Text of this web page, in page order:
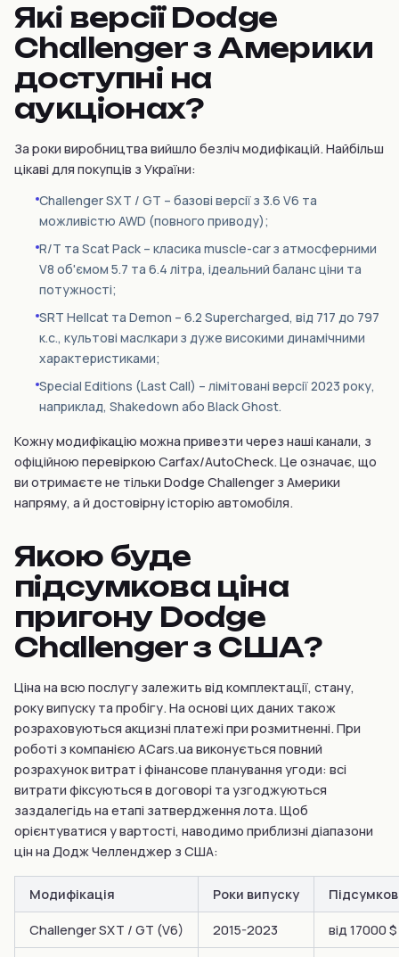
Які версії Dodge
Challenger з Америки
доступні на
аукціонах?
За роки виробництва вийшло безліч модифікацій. Найбільш
цікаві для покупців з України:
Challenger SXT / GT – базові версії з 3.6 V6 та
можливістю AWD (повного приводу);
R/T та Scat Pack – класика muscle-car з атмосферними
V8 об'ємом 5.7 та 6.4 літра, ідеальний баланс ціни та
потужності;
SRT Hellcat та Demon – 6.2 Supercharged, від 717 до 797
к.с., культові маслкари з дуже високими динамічними
характеристиками;
Special Editions (Last Call) – лімітовані версії 2023 року,
наприклад, Shakedown або Black Ghost.
Кожну модифікацію можна привезти через наші канали, з
офіційною перевіркою Carfax/AutoCheck. Це означає, що
ви отримаєте не тільки Dodge Challenger з Америки
напряму, а й достовірну історію автомобіля.
Якою буде
підсумкова ціна
пригону Dodge
Challenger з США?
Ціна на всю послугу залежить від комплектації, стану,
року випуску та пробігу. На основі цих даних також
розраховуються акцизні платежі при розмитненні. При
роботі з компанією ACars.ua виконується повний
розрахунок витрат і фінансове планування угоди: всі
витрати фіксуються в договорі та узгоджуються
заздалегідь на етапі затвердження лота. Щоб
орієнтуватися у вартості, наводимо приблизні діапазони
цін на Додж Челленджер з США:
Модифікація Роки випуску
Challenger SXT / GT (V6) 2015-2023 від 17000 $